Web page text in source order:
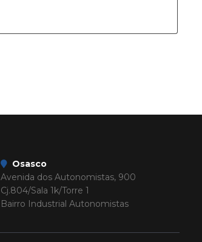
Osasco
Avenida dos Autonomistas, 900
Cj.804/Sala 1k/Torre 1
Bairro Industrial Autonomistas